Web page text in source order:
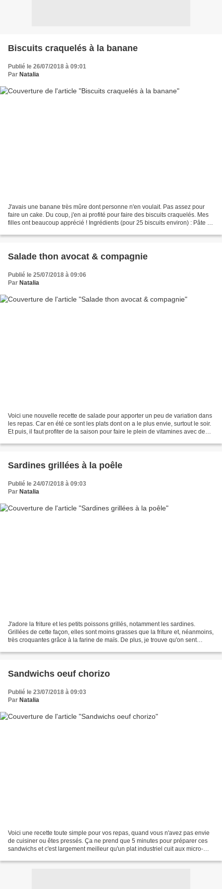
Biscuits craquelés à la banane
Publié le 26/07/2018 à 09:01
Par Natalia
J'avais une banane très mûre dont personne n'en voulait. Pas assez pour
faire un cake. Du coup, j'en ai profité pour faire des biscuits craquelés. Mes
filles ont beaucoup apprécié ! Ingrédients (pour 25 biscuits environ) : Pâte : 2
Salade thon avocat & compagnie
Publié le 25/07/2018 à 09:06
Par Natalia
Voici une nouvelle recette de salade pour apporter un peu de variation dans
les repas. Car en été ce sont les plats dont on a le plus envie, surtout le soir.
Et puis, il faut profiter de la saison pour faire le plein de vitamines avec de
Sardines grillées à la poêle
Publié le 24/07/2018 à 09:03
Par Natalia
J'adore la friture et les petits poissons grillés, notamment les sardines.
Grillées de cette façon, elles sont moins grasses que la friture et, néanmoins,
très croquantes grâce à la farine de maïs. De plus, je trouve qu'on sent
Sandwichs oeuf chorizo
Publié le 23/07/2018 à 09:03
Par Natalia
Voici une recette toute simple pour vos repas, quand vous n'avez pas envie
de cuisiner ou êtes pressés. Ça ne prend que 5 minutes pour préparer ces
sandwichs et c'est largement meilleur qu'un plat industriel cuit aux micro-